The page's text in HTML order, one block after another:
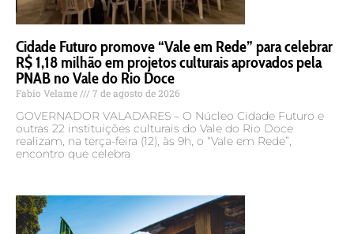
Cidade Futuro promove “Vale em Rede” para celebrar
R$ 1,18 milhão em projetos culturais aprovados pela
PNAB no Vale do Rio Doce
Fabio Velame 7 de agosto de 2026
GOVERNADOR VALADARES – O Núcleo Cidade Futuro e
outras 22 instituições culturais do Vale do Rio Doce
realizam, na terça-feira (12), às 9h, o “Vale em Rede”,
encontro que celebra